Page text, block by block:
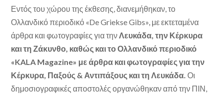
Εντός του χώρου της έκθεσης, διανεμήθηκαν, το
Ολλανδικό περιοδικό «De Griekse Gibs», με εκτεταμένα
άρθρα και φωτογραφίες για τηνΛευκάδα, την Κέρκυρα
και τη Ζάκυνθο, καθώς και το Ολλανδικό περιοδικό
«KALA Magazine» με άρθρα και φωτογραφίες για την
Κέρκυρα, Παξούς & Αντιπάξους και τη Λευκάδα. Οι
δημοσιογραφικές αποστολές οργανώθηκαν από την ΠΙΝ,